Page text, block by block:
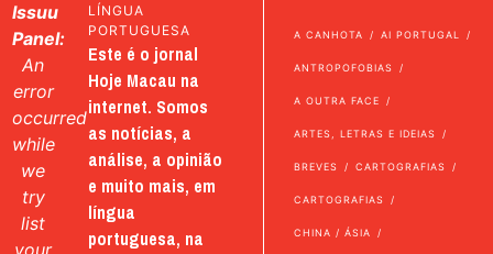
Issuu
Panel:
An
error
occurred
while
we
try
list
your
LÍNGUA
PORTUGUESA
Este é o jornal
Hoje Macau na
internet. Somos
as notícias, a
análise, a opinião
e muito mais, em
língua
portuguesa, na
A CANHOTA AI PORTUGAL
ANTROPOFOBIAS
A OUTRA FACE
ARTES, LETRAS E IDEIAS
BREVES CARTOGRAFIAS
CARTOGRAFIAS
CHINA / ÁSIA